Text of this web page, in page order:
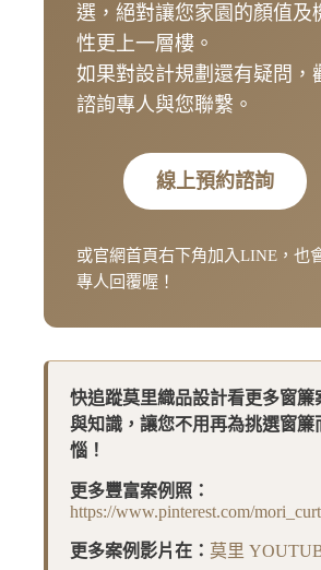
選，絕對讓您家園的顏值及
性更上一層樓。
如果對設計規劃還有疑問，
諮詢專人與您聯繫。
線上預約諮詢
或官網首頁右下角加入LINE，也
專人回覆喔！
快追蹤莫里織品設計看更多窗簾
與知識，讓您不用再為挑選窗簾
惱！
更多豐富案例照：
https://www.pinterest.com/
更多案例影片在： 莫里